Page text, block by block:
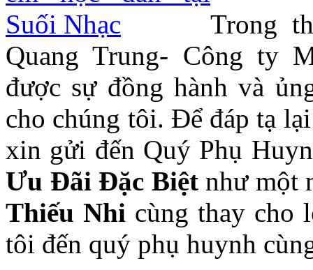
Trong
Quang Trung- Công ty
được sự đồng hành và
cho chúng tôi. Để đáp tạ
xin gửi đến Quý Phụ
Ưu Đãi Đặc Biệt như một
Thiếu Nhi cùng thay cho
tôi đến quý phụ huynh